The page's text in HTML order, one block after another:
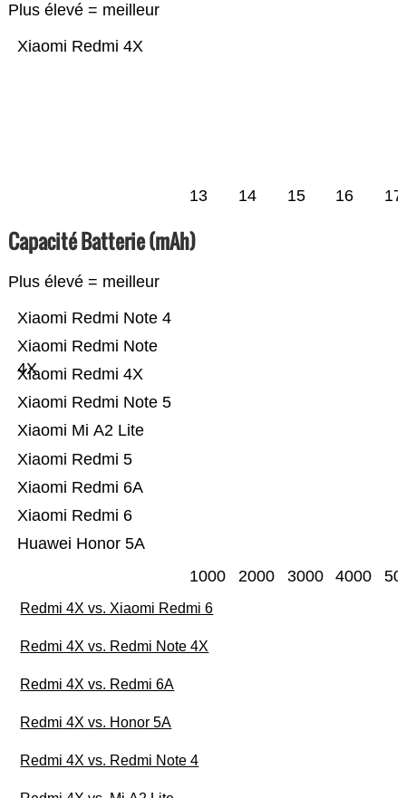
Plus élevé = meilleur
Xiaomi Redmi 4X
13 14 15 16 17
Capacité Batterie (mAh)
Plus élevé = meilleur
Huawei Honor 5A
Xiaomi Redmi 6
Xiaomi Redmi 6A
Xiaomi Redmi 5
Xiaomi Mi A2 Lite
Xiaomi Redmi Note 5
Xiaomi Redmi 4X
Xiaomi Redmi Note
4X
Xiaomi Redmi Note 4
1000 2000 3000 4000
Redmi 4X vs. Xiaomi Redmi 6
Redmi 4X vs. Redmi Note 4X
Redmi 4X vs. Redmi 6A
Redmi 4X vs. Honor 5A
Redmi 4X vs. Redmi Note 4